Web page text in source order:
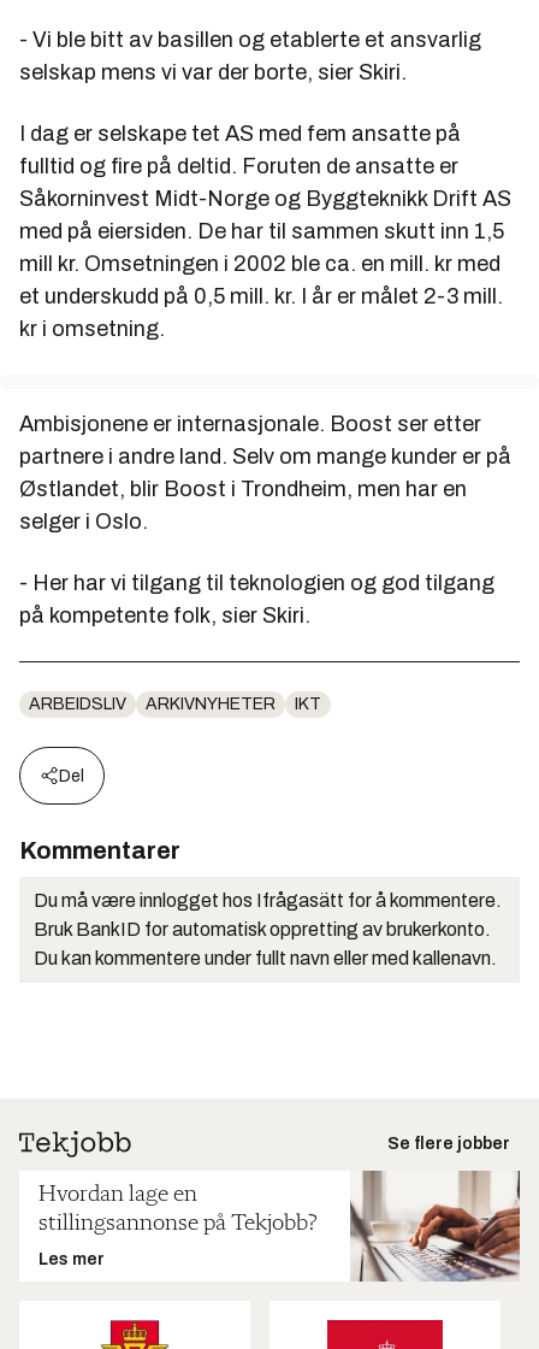
- Vi ble bitt av basillen og etablerte et ansvarlig
selskap mens vi var der borte, sier Skiri.
I dag er selskape tet AS med fem ansatte på
fulltid og fire på deltid. Foruten de ansatte er
Såkorninvest Midt-Norge og Byggteknikk Drift AS
med på eiersiden. De har til sammen skutt inn 1,5
mill kr. Omsetningen i 2002 ble ca. en mill. kr med
et underskudd på 0,5 mill. kr. I år er målet 2-3 mill.
kr i omsetning.
Ambisjonene er internasjonale. Boost ser etter
partnere i andre land. Selv om mange kunder er på
Østlandet, blir Boost i Trondheim, men har en
selger i Oslo.
- Her har vi tilgang til teknologien og god tilgang
på kompetente folk, sier Skiri.
ARBEIDSLIV ARKIVNYHETER IKT
Del
Kommentarer
Du må være innlogget hos Ifrågasätt for å kommentere.
Bruk BankID for automatisk oppretting av brukerkonto.
Du kan kommentere under fullt navn eller med kallenavn.
Se flere jobber
Hvordan lage en
stillingsannonse på Tekjobb?
Les mer